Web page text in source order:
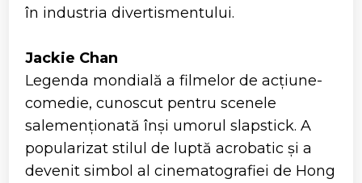
în industria divertismentului.
Jackie Chan
Legenda mondială a filmelor de acțiune-
comedie, cunoscut pentru scenele
salemenționată înși umorul slapstick. A
popularizat stilul de luptă acrobatic și a
devenit simbol al cinematografiei de Hong